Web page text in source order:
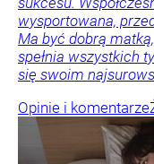
wysportowana,
Ma być dobrą
spełnia wszystkich
się swoim
Opinie i komentarze